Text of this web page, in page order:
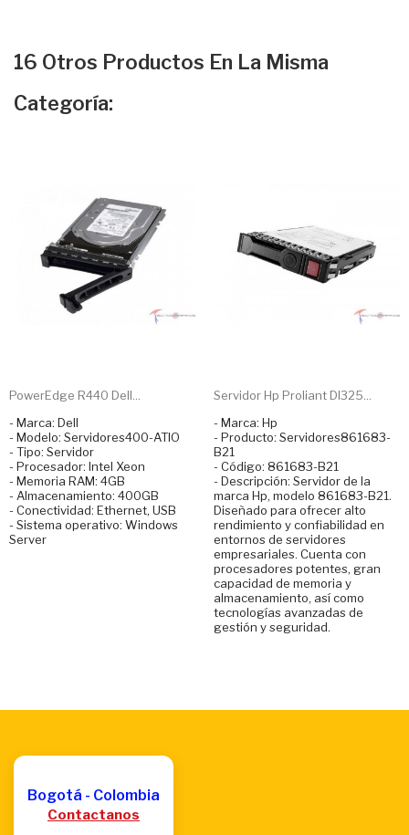
16 Otros Productos En La Misma
Categoría:
PowerEdge R440 Dell...
- Marca: Dell
- Modelo: Servidores400-ATIO
- Tipo: Servidor
- Procesador: Intel Xeon
- Memoria RAM: 4GB
- Almacenamiento: 400GB
- Conectividad: Ethernet, USB
- Sistema operativo: Windows
Server
Servidor Hp Proliant Dl325...
- Marca: Hp
- Producto: Servidores861683-
B21
- Código: 861683-B21
- Descripción: Servidor de la
marca Hp, modelo 861683-B21.
Diseñado para ofrecer alto
rendimiento y confiabilidad en
entornos de servidores
empresariales. Cuenta con
procesadores potentes, gran
capacidad de memoria y
almacenamiento, así como
tecnologías avanzadas de
gestión y seguridad.
Bogotá - Colombia
Contactanos